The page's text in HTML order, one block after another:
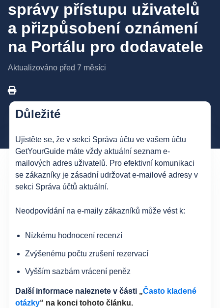
správy přístupu uživatelů
a přizpůsobení oznámení
na Portálu pro dodavatele
Aktualizováno před 7 měsíci
Důležité
Ujistěte se, že v sekci Správa účtu ve vašem účtu
GetYourGuide máte vždy aktuální seznam e-
mailových adres uživatelů. Pro efektivní komunikaci
se zákazníky je zásadní udržovat e-mailové adresy v
sekci Správa účtů aktuální.
Neodpovídání na e-maily zákazníků může vést k:
Nízkému hodnocení recenzí
Zvýšenému počtu zrušení rezervací
Vyšším sazbám vrácení peněz
Další informace naleznete v části „Často kladené
otázky“ na konci tohoto článku.